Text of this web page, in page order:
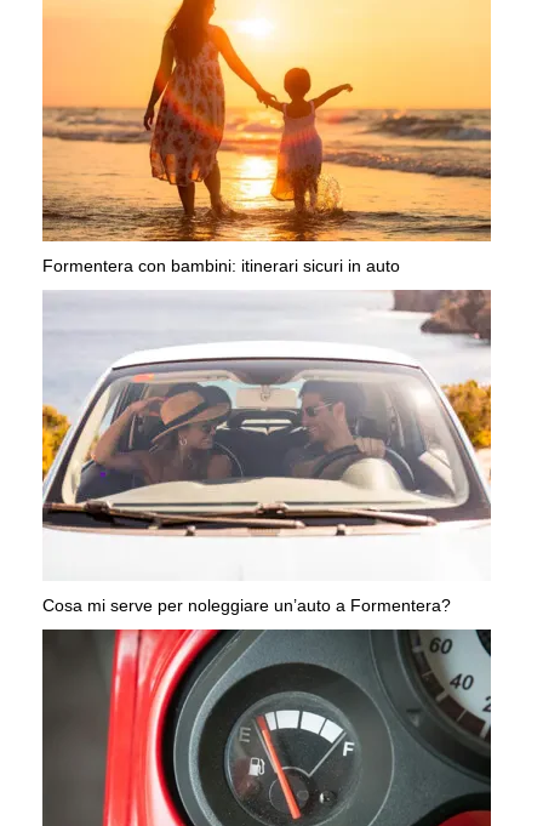
Formentera con bambini: itinerari sicuri in auto
Cosa mi serve per noleggiare un’auto a Formentera?